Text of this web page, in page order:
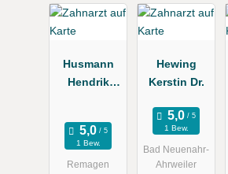
Husmann
Hendrik
1 Bew.
Remagen
Hewing
Kerstin Dr.
1 Bew.
Bad Neuenahr-
Ahrweiler